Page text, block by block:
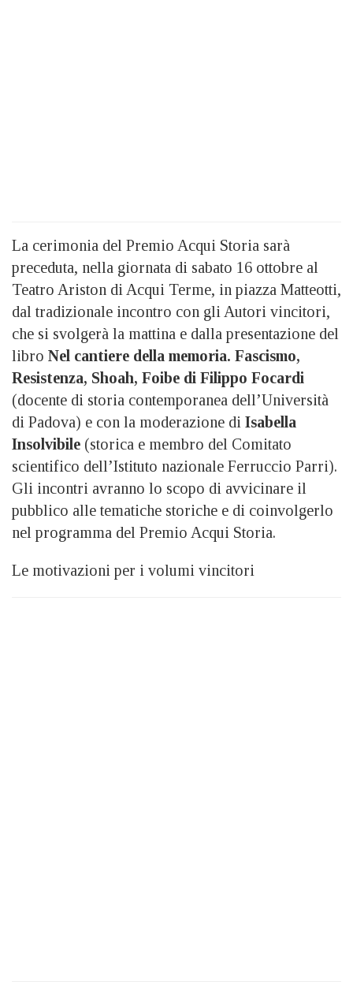
La cerimonia del Premio Acqui Storia sarà
preceduta, nella giornata di sabato 16 ottobre al
Teatro Ariston di Acqui Terme, in piazza Matteotti,
dal tradizionale incontro con gli Autori vincitori,
che si svolgerà la mattina e dalla presentazione del
libro Nel cantiere della memoria. Fascismo,
Resistenza, Shoah, Foibe di Filippo Focardi
(docente di storia contemporanea dell’Università
di Padova) e con la moderazione di Isabella
Insolvibile (storica e membro del Comitato
scientifico dell’Istituto nazionale Ferruccio Parri).
Gli incontri avranno lo scopo di avvicinare il
pubblico alle tematiche storiche e di coinvolgerlo
nel programma del Premio Acqui Storia.
Le motivazioni per i volumi vincitori